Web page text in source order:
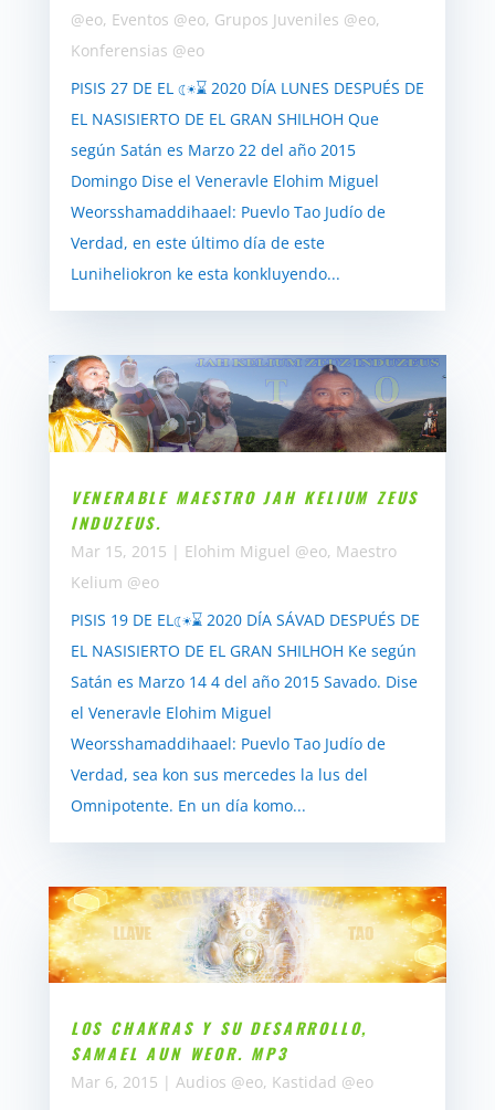
@eo, Eventos @eo, Grupos Juveniles @eo,
Konferensias @eo
PISIS 27 DE EL ☾☀⌛ 2020 DÍA LUNES DESPUÉS DE
EL NASISIERTO DE EL GRAN SHILHOH Que
según Satán es Marzo 22 del año 2015
Domingo Dise el Veneravle Elohim Miguel
Weorsshamaddihaael: Puevlo Tao Judío de
Verdad, en este último día de este
Luniheliokron ke esta konkluyendo...
VENERABLE MAESTRO JAH KELIUM ZEUS
INDUZEUS.
Mar 15, 2015 | Elohim Miguel @eo, Maestro
Kelium @eo
PISIS 19 DE EL☾☀⌛ 2020 DÍA SÁVAD DESPUÉS DE
EL NASISIERTO DE EL GRAN SHILHOH Ke según
Satán es Marzo 14 4 del año 2015 Savado. Dise
el Veneravle Elohim Miguel
Weorsshamaddihaael: Puevlo Tao Judío de
Verdad, sea kon sus mercedes la lus del
Omnipotente. En un día komo...
LOS CHAKRAS Y SU DESARROLLO,
SAMAEL AUN WEOR. MP3
Mar 6, 2015 | Audios @eo, Kastidad @eo